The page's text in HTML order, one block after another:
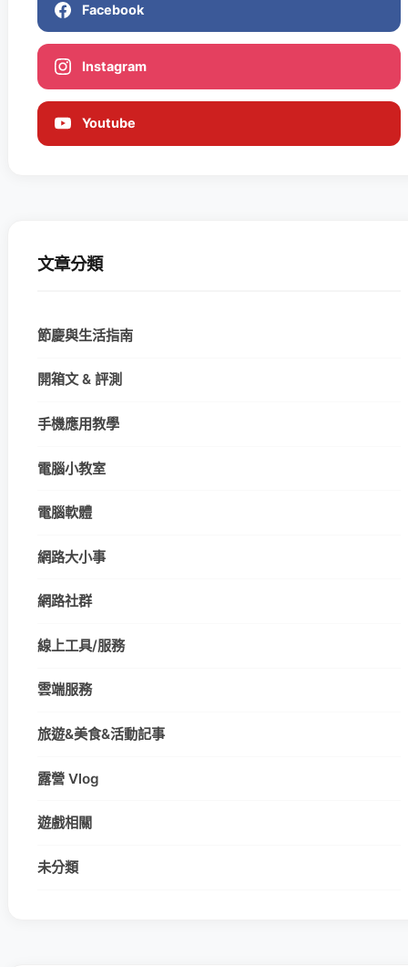
Facebook
Instagram
Youtube
文章分類
節慶與生活指南
開箱文 & 評測
手機應用教學
電腦小教室
電腦軟體
網路大小事
網路社群
線上工具/服務
雲端服務
旅遊&美食&活動記事
露營 Vlog
遊戲相關
未分類